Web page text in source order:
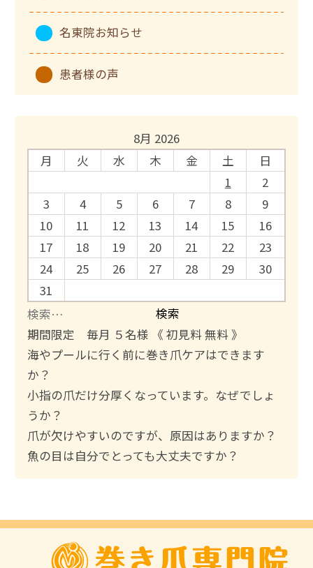
名東院お知らせ
患者様の声
8月 2026
月
火 水 木 金 土
日
1
2
3
4 5 6 7 8
9
10
11 12 13 14 15
16
17
18 19 20 21 22
23
24
25 26 27 28 29
30
31
検
索
:
期間限定 毎月 ５名様 《 初見料 無料 》
海やプールに行く前に巻き爪ケアはできます
か？
小指の爪だけ分厚くなっています。なぜでしょ
うか？
爪が欠けやすいのですが、原因はありますか？
魚の目は自分でとっても大丈夫ですか？